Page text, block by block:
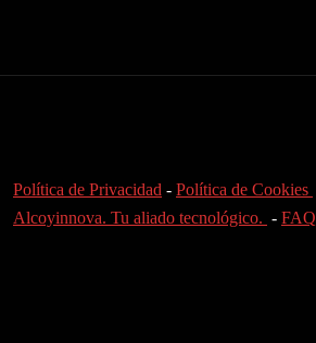
Política de Privacidad - Política de Cookies
Alcoyinnova. Tu aliado tecnológico. - FAQ